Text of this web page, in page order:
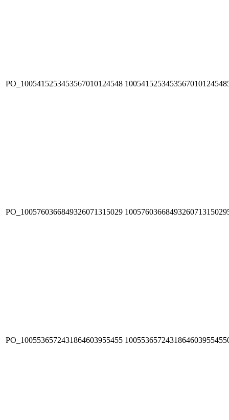
PO_1005415253453567010124548
PO_1005760366849326071315029
PO_1005536572431864603955455